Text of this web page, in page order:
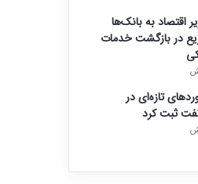
اقتصاد به بانک‌ها
در بازگشت خدمات
تازه‌ای در
ثبت کرد